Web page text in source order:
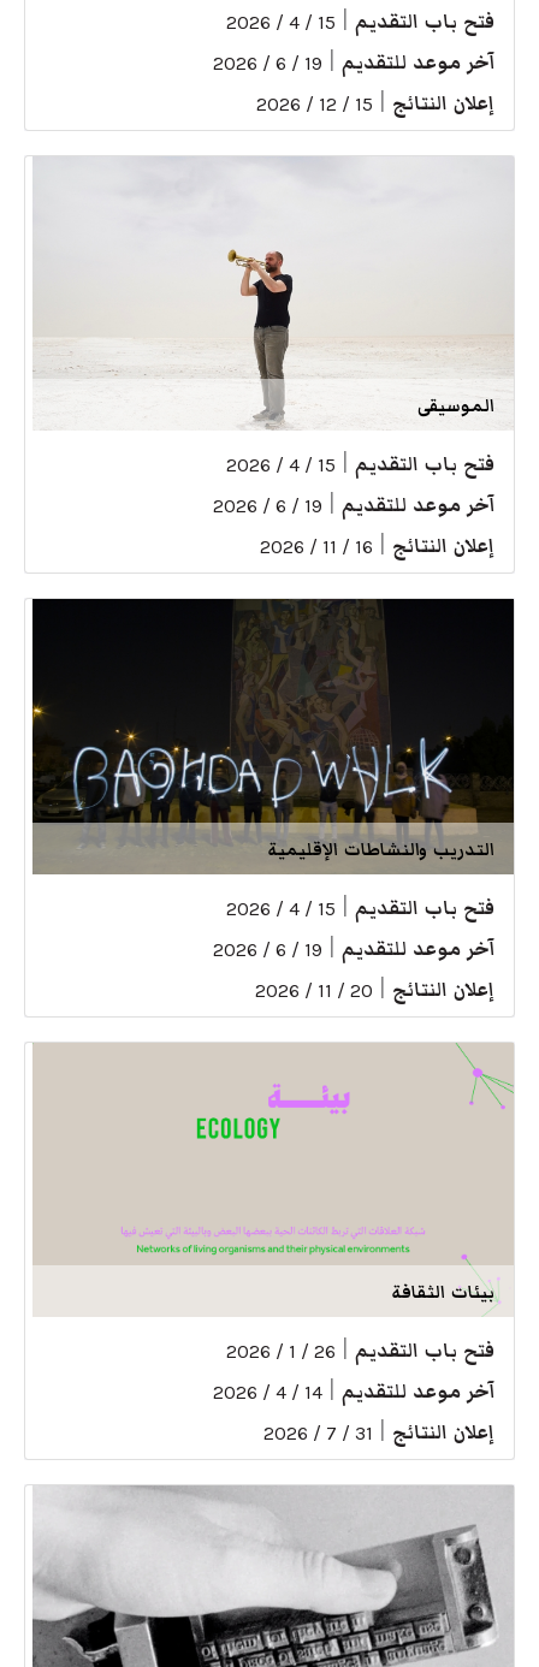
فتح باب التقديم 15 / 4 / 2026
آخر موعد للتقديم 19 / 6 / 2026
إعلان النتائج 15 / 12 / 2026
الموسيقى
فتح باب التقديم 15 / 4 / 2026
آخر موعد للتقديم 19 / 6 / 2026
إعلان النتائج 16 / 11 / 2026
التدريب والنشاطات الإقليمية
فتح باب التقديم 15 / 4 / 2026
آخر موعد للتقديم 19 / 6 / 2026
إعلان النتائج 20 / 11 / 2026
بيئات الثقافة
فتح باب التقديم 26 / 1 / 2026
آخر موعد للتقديم 14 / 4 / 2026
إعلان النتائج 31 / 7 / 2026